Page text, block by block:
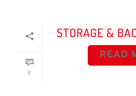
0
STORAGE &
READ